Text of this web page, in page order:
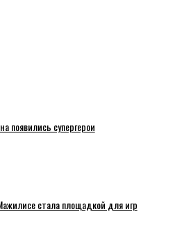
появились супергерои
стала площадкой для игр